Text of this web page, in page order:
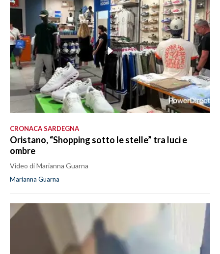
CRONACA SARDEGNA
Oristano, “Shopping sotto le stelle” tra luci e
ombre
Video di Marianna Guarna
Marianna Guarna